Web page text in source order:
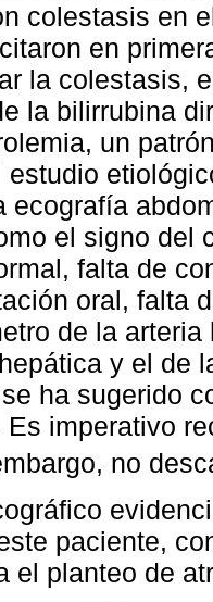
colestasis en
en
la colestasis,
la bilirrubina
un
estudio
ecografía
el signo del
falta de
oral, falta
de la
y el de
ha sugerido
Es imperativo
no
paciente,
el planteo de